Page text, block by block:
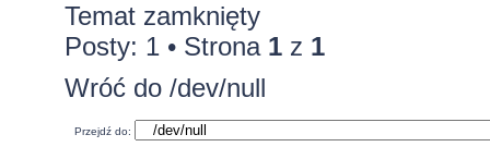
Temat zamknięty
Posty: 1 • Strona 1z 1
Wróć do /dev/null
Przejdź do: